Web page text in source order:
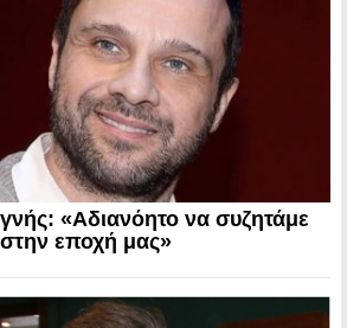
«Αδιανόητο να συζητάμε
στην εποχή μας»